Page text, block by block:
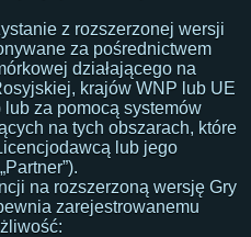
z rozszerzonej wersji
za pośrednictwem
działającego na
krajów WNP lub UE
lub za pomocą systemów
na tych obszarach, które
lub jego
na rozszerzoną wersję Gry
zarejestrowanemu